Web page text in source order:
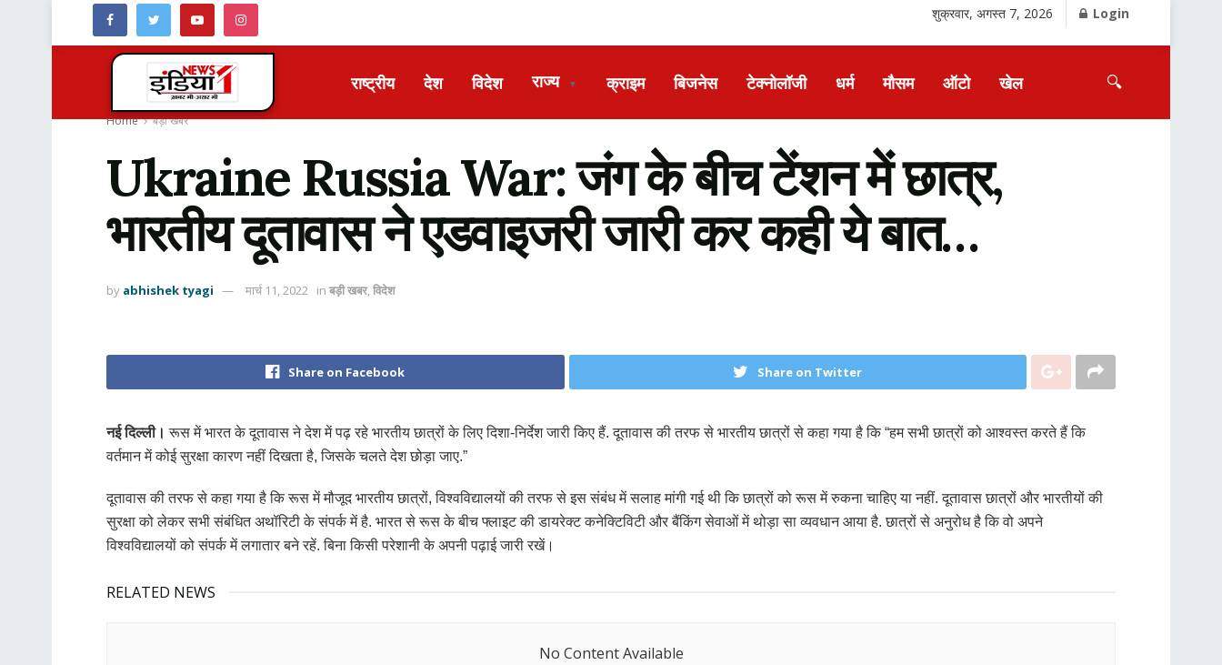
शुक्रवार, अगस्त 7, 2026 Login
राष्ट्रीय देश विदेश राज्य ▼ क्राइम बिजनेस टेक्नोलॉजी धर्म मौसम ऑटो खेल 🔍
Home बड़ी खबर
Ukraine Russia War: जंग के बीच टेंशन में छात्र,
भारतीय दूतावास ने एडवाइजरी जारी कर कही ये बात…
by abhishek tyagi मार्च 11, 2022 in बड़ी खबर,विदेश
Share on Facebook Share on Twitter
नई दिल्ली। रूस में भारत के दूतावास ने देश में पढ़ रहे भारतीय छात्रों के लिए दिशा-निर्देश जारी किए हैं. दूतावास की तरफ से भारतीय छात्रों से कहा गया है कि “हम सभी छात्रों को आश्वस्त करते हैं कि
वर्तमान में कोई सुरक्षा कारण नहीं दिखता है, जिसके चलते देश छोड़ा जाए.”
दूतावास की तरफ से कहा गया है कि रूस में मौजूद भारतीय छात्रों, विश्वविद्यालयों की तरफ से इस संबंध में सलाह मांगी गई थी कि छात्रों को रूस में रुकना चाहिए या नहीं. दूतावास छात्रों और भारतीयों की
सुरक्षा को लेकर सभी संबंधित अथॉरिटी के संपर्क में है. भारत से रूस के बीच फ्लाइट की डायरेक्ट कनेक्टिविटी और बैंकिंग सेवाओं में थोड़ा सा व्यवधान आया है. छात्रों से अनुरोध है कि वो अपने
विश्वविद्यालयों को संपर्क में लगातार बने रहें. बिना किसी परेशानी के अपनी पढ़ाई जारी रखें।
RELATED NEWS
No Content Available